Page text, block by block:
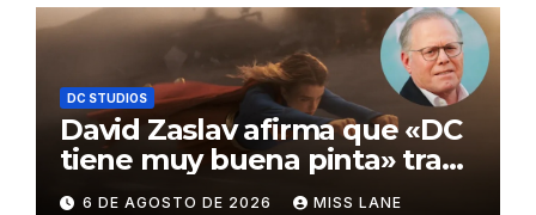
DC STUDIOS
David Zaslav afirma que «DC
tiene muy buena pinta» tras
el fracaso de «Supergirl»
6 DE AGOSTO DE 2026 MISS LANE